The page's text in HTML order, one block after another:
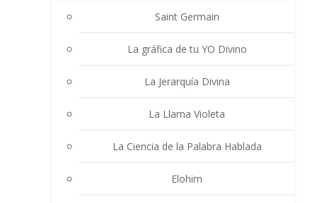
Saint Germain
La gráfica de tu YO Divino
La Jerarquía Divina
La Llama Violeta
La Ciencia de la Palabra Hablada
Elohim